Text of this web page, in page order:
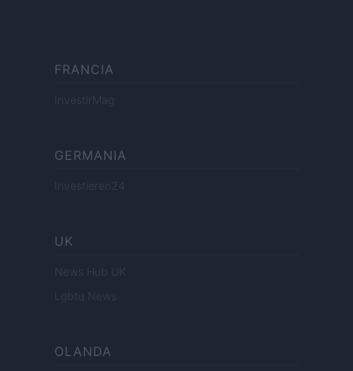
FRANCIA
InvestirMag
GERMANIA
Investieren24
UK
News Hub UK
Lgbtq News
OLANDA